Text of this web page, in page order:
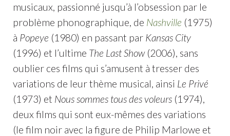
musicaux, passionné jusqu’à l’obsession par le
problème phonographique, de Nashville (1975)
à Popeye (1980) en passant par Kansas City
(1996) et l’ultime The Last Show(2006), sans
oublier ces films qui s’amusent à tresser des
variations de leur thème musical, ainsi Le Privé
(1973) et Nous sommes tous des voleurs(1974),
deux films qui sont eux-mêmes des variations
(le film noir avec la figure de Philip Marlowe et